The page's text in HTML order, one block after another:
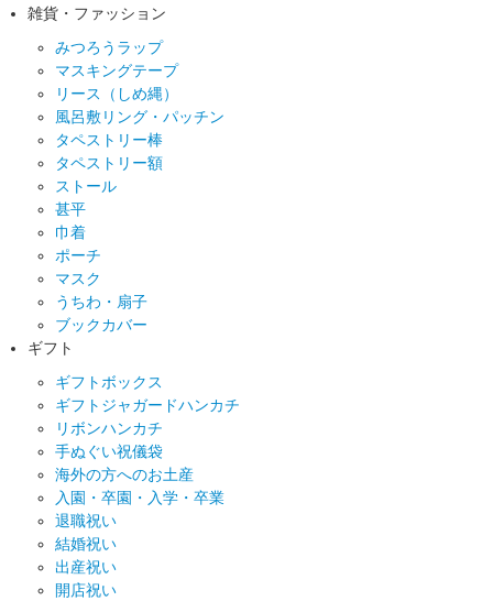
雑貨・ファッション
みつろうラップ
マスキングテープ
リース（しめ縄）
風呂敷リング・パッチン
タペストリー棒
タペストリー額
ストール
甚平
巾着
ポーチ
マスク
うちわ・扇子
ブックカバー
ギフト
ギフトボックス
ギフトジャガードハンカチ
リボンハンカチ
手ぬぐい祝儀袋
海外の方へのお土産
入園・卒園・入学・卒業
退職祝い
結婚祝い
出産祝い
開店祝い